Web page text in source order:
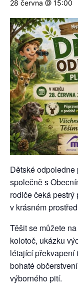
28 června @ 15:00
Dětské
společně s
rodiče čeká pestrý
v krásném
Těšit se můžete
kolotoč, ukázku
létající překvapení
bohaté
výborného pití.